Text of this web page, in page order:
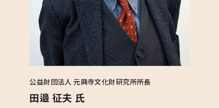
公益財団法人 元興寺文化財研究所所長
田邉 征夫 氏